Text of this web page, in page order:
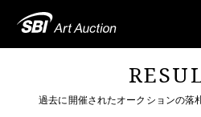
過去に開催されたオークションの落